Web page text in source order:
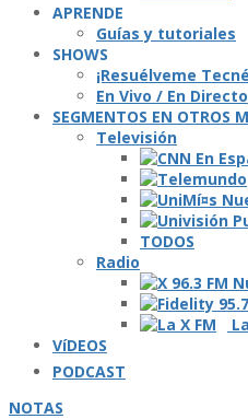
APRENDE
Guí­as y tutoriales
SHOWS
¡Resuélveme
En Vivo / En Directo
SEGMENTOS EN OTROS
Televisión
TODOS
Radio
VíDEOS
PODCAST
NOTAS